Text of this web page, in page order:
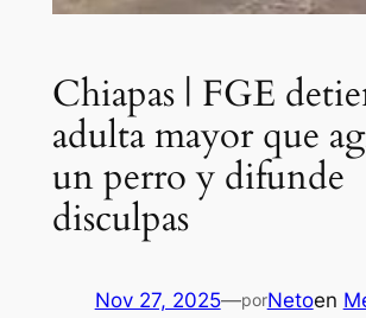
Chiapas | FGE
adulta mayor que
un perro y difunde
disculpas
Nov 27, 2025—porNetoen